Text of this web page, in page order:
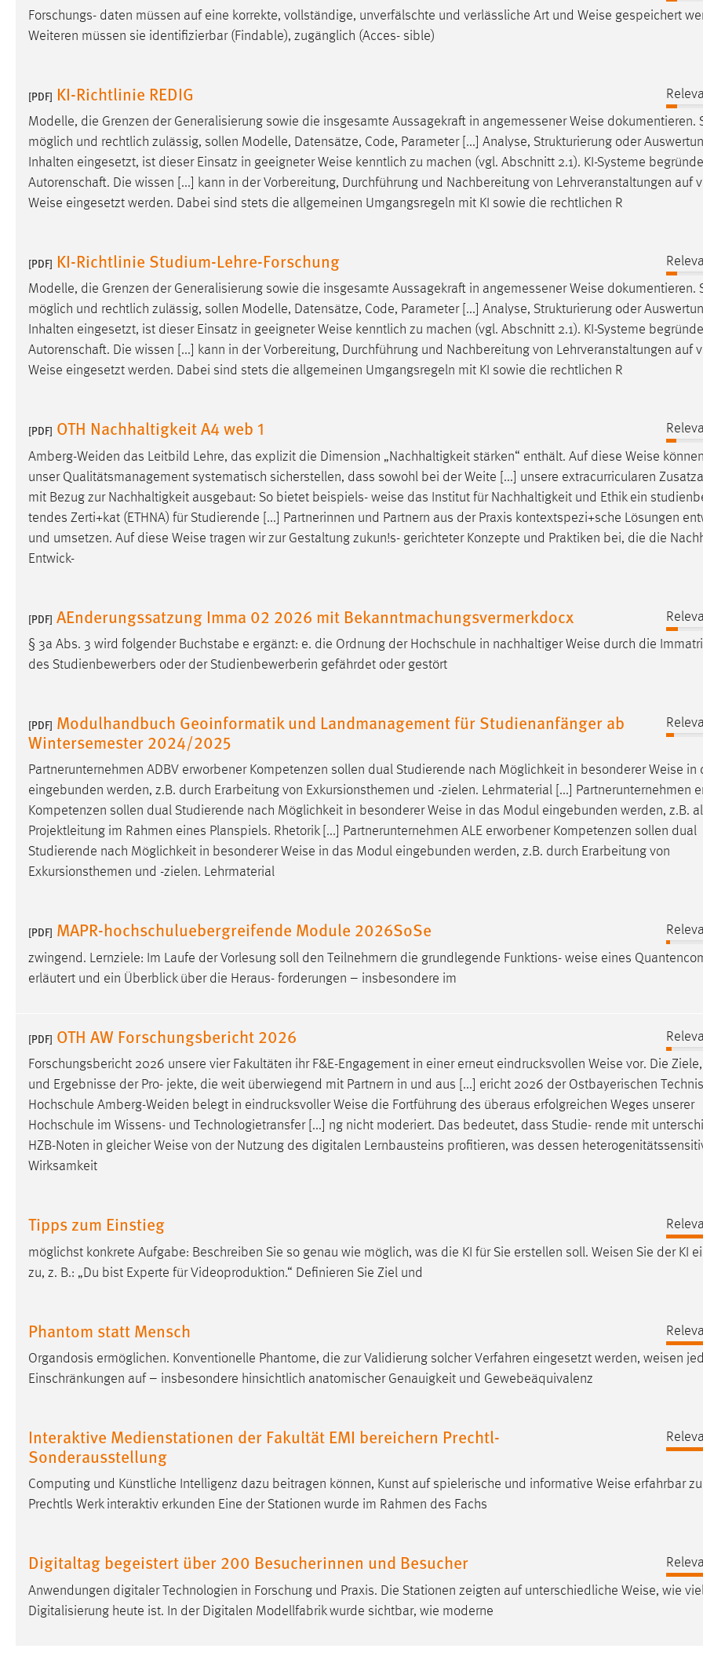
Forschungs- daten müssen auf eine korrekte, vollständige, unverfälschte und verlässliche Art und Weise gespeichert
Weiteren müssen sie identifizierbar (Findable), zugänglich (Acces- sible)
[PDF] KI-Richtlinie REDIG
Modelle, die Grenzen der Generalisierung sowie die insgesamte Aussagekraft in angemessenerWeise dokumentieren.
möglich und rechtlich zulässig, sollen Modelle, Datensätze, Code, Parameter [...] Analyse, Strukturierung oder
Inhalten eingesetzt, ist dieser Einsatz in geeigneterWeise kenntlich zu machen (vgl. Abschnitt 2.1). KI-Systeme
Autorenschaft. Die wissen [...] kann in der Vorbereitung, Durchführung und Nachbereitung von Lehrveranstaltungen auf
Weise eingesetzt werden. Dabei sind stets die allgemeinen Umgangsregeln mit KI sowie die rechtlichen R
[PDF] KI-Richtlinie Studium-Lehre-Forschung
Modelle, die Grenzen der Generalisierung sowie die insgesamte Aussagekraft in angemessenerWeise dokumentieren.
möglich und rechtlich zulässig, sollen Modelle, Datensätze, Code, Parameter [...] Analyse, Strukturierung oder
Inhalten eingesetzt, ist dieser Einsatz in geeigneterWeise kenntlich zu machen (vgl. Abschnitt 2.1). KI-Systeme
Autorenschaft. Die wissen [...] kann in der Vorbereitung, Durchführung und Nachbereitung von Lehrveranstaltungen auf
Weise eingesetzt werden. Dabei sind stets die allgemeinen Umgangsregeln mit KI sowie die rechtlichen R
[PDF] OTH Nachhaltigkeit A4 web 1
Amberg-Weiden das Leitbild Lehre, das explizit die Dimension „Nachhaltigkeit stärken“ enthält. Auf diese Weise
unser Qualitätsmanagement systematisch sicherstellen, dass sowohl bei der Weite [...] unsere extracurricularen
mit Bezug zur Nachhaltigkeit ausgebaut: So bietet beispiels- weise das Institut für Nachhaltigkeit und Ethik ein
tendes Zerti+kat (ETHNA) für Studierende [...] Partnerinnen und Partnern aus der Praxis kontextspezi+sche Lösungen
und umsetzen. Auf diese Weise tragen wir zur Gestaltung zukun!s- gerichteter Konzepte und Praktiken bei, die die
Entwick-
[PDF] AEnderungssatzung Imma 02 2026 mit Bekanntmachungsvermerkdocx
§ 3a Abs. 3 wird folgender Buchstabe e ergänzt: e. die Ordnung der Hochschule in nachhaltigerWeise durch die
des Studienbewerbers oder der Studienbewerberin gefährdet oder gestört
[PDF] Modulhandbuch Geoinformatik und Landmanagement für Studienanfänger ab
Wintersemester 2024/2025
Partnerunternehmen ADBV erworbener Kompetenzen sollen dual Studierende nach Möglichkeit in besondererWeise in
eingebunden werden, z.B. durch Erarbeitung von Exkursionsthemen und -zielen. Lehrmaterial [...] Partnerunternehmen
Kompetenzen sollen dual Studierende nach Möglichkeit in besondererWeise in das Modul eingebunden werden, z.B.
Projektleitung im Rahmen eines Planspiels. Rhetorik [...] Partnerunternehmen ALE erworbener Kompetenzen sollen dual
Studierende nach Möglichkeit in besondererWeise in das Modul eingebunden werden, z.B. durch Erarbeitung von
Exkursionsthemen und -zielen. Lehrmaterial
[PDF] MAPR-hochschuluebergreifende Module 2026SoSe
zwingend. Lernziele: Im Laufe der Vorlesung soll den Teilnehmern die grundlegende Funktions- weise eines
erläutert und ein Überblick über die Heraus- forderungen – insbesondere im
[PDF] OTH AW Forschungsbericht 2026
Forschungsbericht 2026 unsere vier Fakultäten ihr F&E-Engagement in einer erneut eindrucksvollen Weise vor. Die
und Ergebnisse der Pro- jekte, die weit überwiegend mit Partnern in und aus [...] ericht 2026 der Ostbayerischen
Hochschule Amberg-Weiden belegt in eindrucksvollerWeise die Fortführung des überaus erfolgreichen Weges unserer
Hochschule im Wissens- und Technologietransfer [...] ng nicht moderiert. Das bedeutet, dass Studie- rende mit
HZB-Noten in gleicherWeise von der Nutzung des digitalen Lernbausteins profitieren, was dessen
Wirksamkeit
Tipps zum Einstieg
möglichst konkrete Aufgabe: Beschreiben Sie so genau wie möglich, was die KI für Sie erstellen soll. Weisen Sie der KI
zu, z. B.: „Du bist Experte für Videoproduktion.“ Definieren Sie Ziel und
Phantom statt Mensch
Organdosis ermöglichen. Konventionelle Phantome, die zur Validierung solcher Verfahren eingesetzt werden, weisen
Einschränkungen auf – insbesondere hinsichtlich anatomischer Genauigkeit und Gewebeäquivalenz
Interaktive Medienstationen der Fakultät EMI bereichern Prechtl-
Sonderausstellung
Computing und Künstliche Intelligenz dazu beitragen können, Kunst auf spielerische und informative Weise erfahrbar
Prechtls Werk interaktiv erkunden Eine der Stationen wurde im Rahmen des Fachs
Digitaltag begeistert über 200 Besucherinnen und Besucher
Anwendungen digitaler Technologien in Forschung und Praxis. Die Stationen zeigten auf unterschiedliche Weise, wie
Digitalisierung heute ist. In der Digitalen Modellfabrik wurde sichtbar, wie moderne
Login
Name: fe_user, be_user, be_lastLoginProvider
der Website einloggen zu können.
Cookie Laufzeit: 24 Stunden
STATISTIK
Statistik Cookies erfassen Informationen anonym.
Matomo
Name: _pk_ref, _pk_cvar, _pk_id, _pk_ses
Zweck: Zugriffsstatistik
Cookie Laufzeit: Max. 13 Monate
MARKETING
Marketing Cookies werden von Drittanbietern
verwendet, um personalisierte Werbung anzuzeigen.
Sie tun dies, indem sie Besucher über Websites
hinweg verfolgen.
Google Ads
Anbieter: Google Ireland Limited
Zweck: Conversion-Tracking
Facebook Pixel
Anbieter: Facebook
Zweck: Conversion-Tracking
Cookie Laufzeit: 3 Monate
Um Inhalte von Videoplattformen und Social Media
Plattformen anzeigen zu können, werden von diesen
externen Medien Cookies gesetzt.
Vimeo